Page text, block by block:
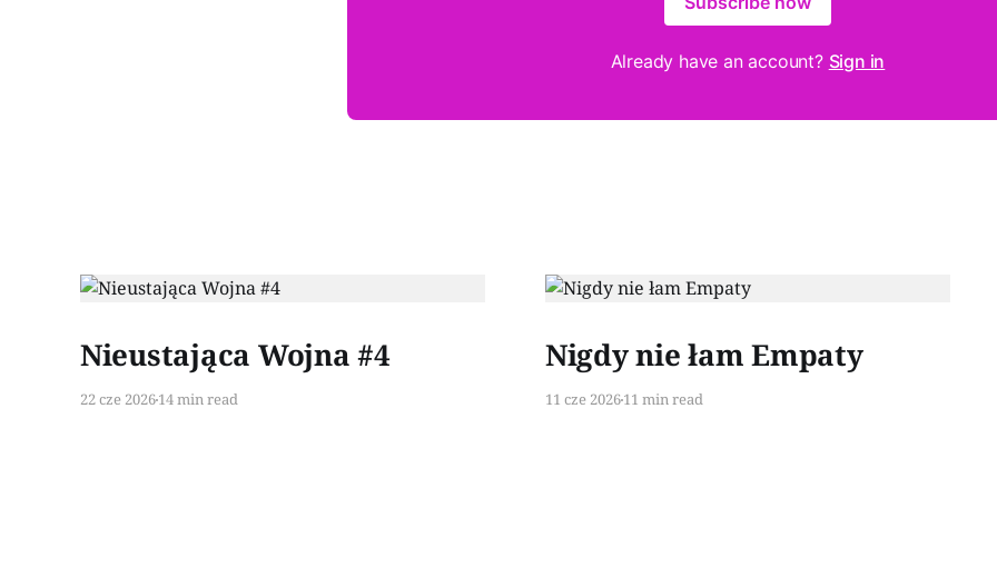
Already have an account? Sign in
Nieustająca Wojna #4
22 cze 202614 min read
Nigdy nie łam Empaty
11 cze 202611 min read